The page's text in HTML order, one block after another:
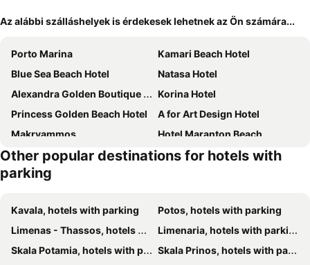
Az alábbi szálláshelyek is érdekesek lehetnek az Ön számára...
Porto Marina
Kamari Beach Hotel
Blue Sea Beach Hotel
Natasa Hotel
Alexandra Golden Boutique Hotel - Adults Only
Korina Hotel
Princess Golden Beach Hotel
A for Art Design Hotel
Makryammos
Hotel Maranton Beach
Ocean Beach Hotel
Hotel Stella
Markos Studios
Kallisti Hotel
Vlachogiannis Hotel
Atrium Hotel Thassos
Alexandra Elegance Bridging Generations
Kamelia & Semeli Hotel
Aethria Hotel
Other popular destinations for hotels with
parking
Kavala, hotels with parking
Potos, hotels with parking
Limenas - Thassos, hotels with parking
Limenaria, hotels with parking
Skala Potamia, hotels with parking
Skala Prinos, hotels with parking